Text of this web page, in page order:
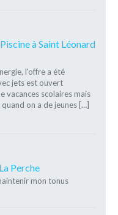
à Saint Léonard
l'offre a été
jets est ouvert
vacances scolaires mais
on a de jeunes […]
Perche
mon tonus